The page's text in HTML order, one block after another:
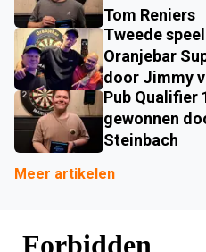
Tom Reniers
Tweede
Oranjebar
door Jimmy
Pub Qualifier
gewonnen
Steinbach
Meer artikelen